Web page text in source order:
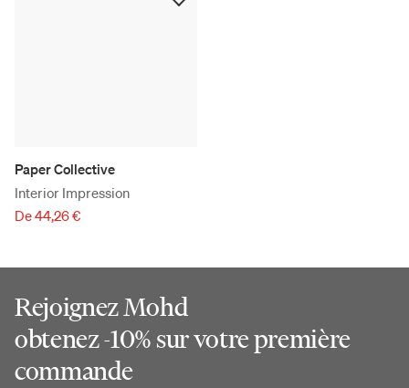
Paper Collective
Interior Impression
De 44,26 €
Rejoignez Mohd
obtenez -10% sur votre première
commande